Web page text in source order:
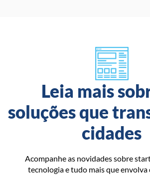
Leia mais
soluções que
cidades
Acompanhe as novidades sobre
tecnologia e tudo mais que